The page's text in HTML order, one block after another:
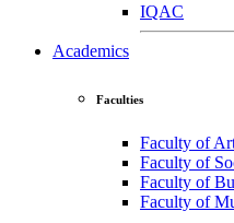
IQAC
Academics
Faculties
Faculty of
Faculty of
Faculty of
Faculty of